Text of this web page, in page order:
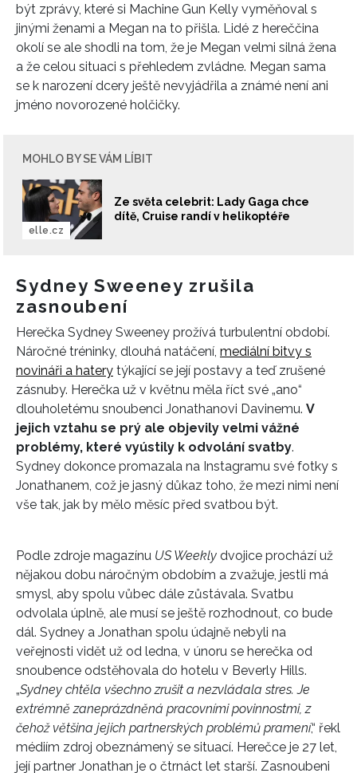
být zprávy, které si Machine Gun Kelly vyměňoval s
jinými ženami a Megan na to přišla. Lidé z hereččina
okolí se ale shodli na tom, že je Megan velmi silná žena
a že celou situaci s přehledem zvládne. Megan sama
se k narození dcery ještě nevyjádřila a známé není ani
jméno novorozené holčičky.
MOHLO BY SE VÁM LÍBIT
Ze světa celebrit: Lady Gaga chce
dítě, Cruise randí v helikoptéře
elle.cz
Sydney Sweeney zrušila
zasnoubení
Herečka Sydney Sweeney prožívá turbulentní období.
Náročné tréninky, dlouhá natáčení, mediální bitvy s
novináři a hatery týkající se její postavy a teď zrušené
zásnuby. Herečka už v květnu měla říct své „ano“
dlouholetému snoubenci Jonathanovi Davinemu. V
jejich vztahu se prý ale objevily velmi vážné
problémy, které vyústily k odvolání svatby.
Sydney dokonce promazala na Instagramu své fotky s
Jonathanem, což je jasný důkaz toho, že mezi nimi není
vše tak, jak by mělo měsíc před svatbou být.
Podle zdroje magazínu US Weekly dvojice prochází už
nějakou dobu náročným obdobím a zvažuje, jestli má
smysl, aby spolu vůbec dále zůstávala. Svatbu
odvolala úplně, ale musí se ještě rozhodnout, co bude
dál. Sydney a Jonathan spolu údajně nebyli na
veřejnosti vidět už od ledna, v únoru se herečka od
snoubence odstěhovala do hotelu v Beverly Hills.
„Sydney chtěla všechno zrušit a nezvládala stres. Je
extrémně zaneprázdněná pracovními povinnostmi, z
čehož většina jejich partnerských problémů pramení,“ řekl
médiím zdroj obeznámený se situací. Herečce je 27 let,
její partner Jonathan je o čtrnáct let starší. Zasnoubeni